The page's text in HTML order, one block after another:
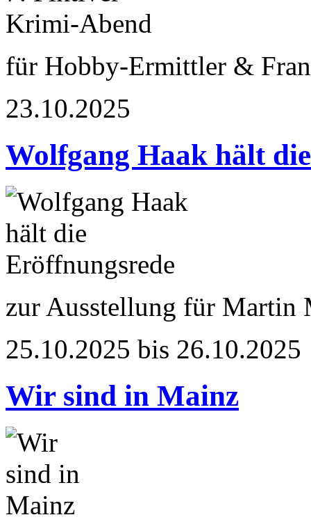
für Hobby-Ermittler &
23.10.2025
Wolfgang Haak hält
zur Ausstellung für Martin
25.10.2025 bis 26.10.2025
Wir sind in Mainz